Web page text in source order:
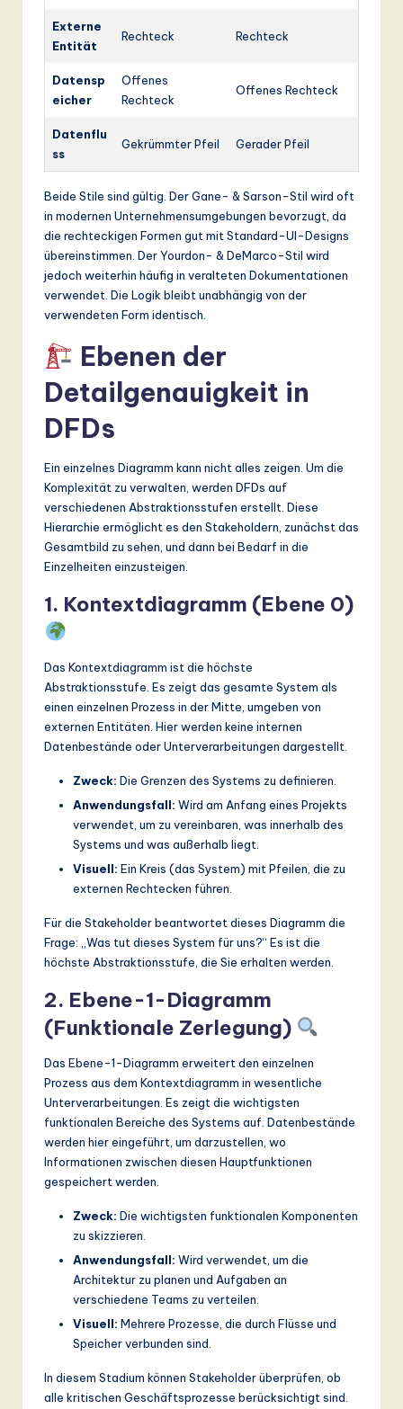
Externe
Entität
Rechteck Rechteck
Datensp
eicher
Offenes
Rechteck
Offenes Rechteck
Datenflu
ss
Gekrümmter Pfeil Gerader Pfeil
Beide Stile sind gültig. Der Gane- & Sarson-Stil wird oft
in modernen Unternehmensumgebungen bevorzugt, da
die rechteckigen Formen gut mit Standard-UI-Designs
übereinstimmen. Der Yourdon- & DeMarco-Stil wird
jedoch weiterhin häufig in veralteten Dokumentationen
verwendet. Die Logik bleibt unabhängig von der
verwendeten Form identisch.
Ebenen der
Detailgenauigkeit in
DFDs
Ein einzelnes Diagramm kann nicht alles zeigen. Um die
Komplexität zu verwalten, werden DFDs auf
verschiedenen Abstraktionsstufen erstellt. Diese
Hierarchie ermöglicht es den Stakeholdern, zunächst das
Gesamtbild zu sehen, und dann bei Bedarf in die
Einzelheiten einzusteigen.
1. Kontextdiagramm (Ebene 0)
Das Kontextdiagramm ist die höchste
Abstraktionsstufe. Es zeigt das gesamte System als
einen einzelnen Prozess in der Mitte, umgeben von
externen Entitäten. Hier werden keine internen
Datenbestände oder Unterverarbeitungen dargestellt.
Zweck: Die Grenzen des Systems zu definieren.
Anwendungsfall: Wird am Anfang eines Projekts
verwendet, um zu vereinbaren, was innerhalb des
Systems und was außerhalb liegt.
Visuell: Ein Kreis (das System) mit Pfeilen, die zu
externen Rechtecken führen.
Für die Stakeholder beantwortet dieses Diagramm die
Frage: „Was tut dieses System für uns?“ Es ist die
höchste Abstraktionsstufe, die Sie erhalten werden.
2. Ebene-1-Diagramm
(Funktionale Zerlegung)
Das Ebene-1-Diagramm erweitert den einzelnen
Prozess aus dem Kontextdiagramm in wesentliche
Unterverarbeitungen. Es zeigt die wichtigsten
funktionalen Bereiche des Systems auf. Datenbestände
werden hier eingeführt, um darzustellen, wo
Informationen zwischen diesen Hauptfunktionen
gespeichert werden.
Zweck: Die wichtigsten funktionalen Komponenten
zu skizzieren.
Anwendungsfall: Wird verwendet, um die
Architektur zu planen und Aufgaben an
verschiedene Teams zu verteilen.
Visuell: Mehrere Prozesse, die durch Flüsse und
Speicher verbunden sind.
In diesem Stadium können Stakeholder überprüfen, ob
alle kritischen Geschäftsprozesse berücksichtigt sind.